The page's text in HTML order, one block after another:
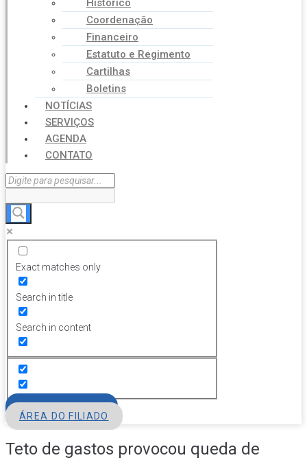
Histórico
Coordenação
Financeiro
Estatuto e Regimento
Cartilhas
Boletins
NOTÍCIAS
SERVIÇOS
AGENDA
CONTATO
Exact matches only
Search in title
Search in content
ÁREA DO FILIADO
Teto de gastos provocou queda de